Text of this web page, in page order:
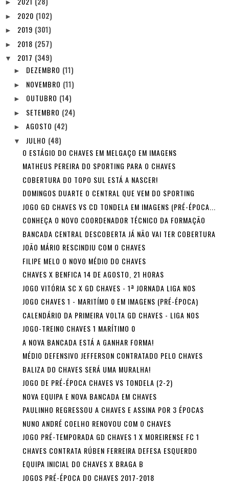
►
► 2020 (102)
► 2019 (301)
► 2018 (257)
▼ 2017 (349)
► DEZEMBRO (11)
► NOVEMBRO (11)
► OUTUBRO (14)
► SETEMBRO (24)
► AGOSTO (42)
▼ JULHO (48)
O ESTÁGIO DO CHAVES EM MELGAÇO EM IMAGENS
MATHEUS PEREIRA DO SPORTING PARA O CHAVES
COBERTURA DO TOPO SUL ESTÁ A NASCER!
DOMINGOS DUARTE O CENTRAL QUE VEM DO SPORTING
JOGO GD CHAVES VS CD TONDELA EM IMAGENS (PRÉ-ÉPOCA...
CONHEÇA O NOVO COORDENADOR TÉCNICO DA FORMAÇÃO
BANCADA CENTRAL DESCOBERTA JÁ NÃO VAI TER COBERTURA
JOÃO MÁRIO RESCINDIU COM O CHAVES
FILIPE MELO O NOVO MÉDIO DO CHAVES
CHAVES X BENFICA 14 DE AGOSTO, 21 HORAS
JOGO VITÓRIA SC X GD CHAVES - 1ª JORNADA LIGA NOS
JOGO CHAVES 1 - MARITÍMO 0 EM IMAGENS (PRÉ-ÉPOCA)
CALENDÁRIO DA PRIMEIRA VOLTA GD CHAVES - LIGA NOS
JOGO-TREINO CHAVES 1 MARÍTIMO 0
A NOVA BANCADA ESTÁ A GANHAR FORMA!
MÉDIO DEFENSIVO JEFFERSON CONTRATADO PELO CHAVES
BALIZA DO CHAVES SERÁ UMA MURALHA!
JOGO DE PRÉ-ÉPOCA CHAVES VS TONDELA (2-2)
NOVA EQUIPA E NOVA BANCADA EM CHAVES
PAULINHO REGRESSOU A CHAVES E ASSINA POR 3 ÉPOCAS
NUNO ANDRÉ COELHO RENOVOU COM O CHAVES
JOGO PRÉ-TEMPORADA GD CHAVES 1 X MOREIRENSE FC 1
CHAVES CONTRATA RÚBEN FERREIRA DEFESA ESQUERDO
EQUIPA INICIAL DO CHAVES X BRAGA B
JOGOS PRÉ-ÉPOCA DO CHAVES 2017-2018